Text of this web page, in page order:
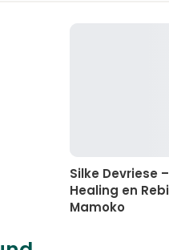
Silke Devriese
Healing en
Mamoko